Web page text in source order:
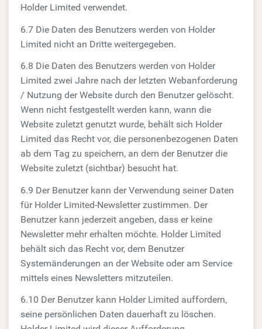
Holder Limited verwendet.
6.7 Die Daten des Benutzers werden von Holder
Limited nicht an Dritte weitergegeben.
6.8 Die Daten des Benutzers werden von Holder
Limited zwei Jahre nach der letzten Webanforderung
/ Nutzung der Website durch den Benutzer gelöscht.
Wenn nicht festgestellt werden kann, wann die
Website zuletzt genutzt wurde, behält sich Holder
Limited das Recht vor, die personenbezogenen Daten
ab dem Tag zu speichern, an dem der Benutzer die
Website zuletzt (sichtbar) besucht hat.
6.9 Der Benutzer kann der Verwendung seiner Daten
für Holder Limited-Newsletter zustimmen. Der
Benutzer kann jederzeit angeben, dass er keine
Newsletter mehr erhalten möchte. Holder Limited
behält sich das Recht vor, dem Benutzer
Systemänderungen an der Website oder am Service
mittels eines Newsletters mitzuteilen.
6.10 Der Benutzer kann Holder Limited auffordern,
seine persönlichen Daten dauerhaft zu löschen.